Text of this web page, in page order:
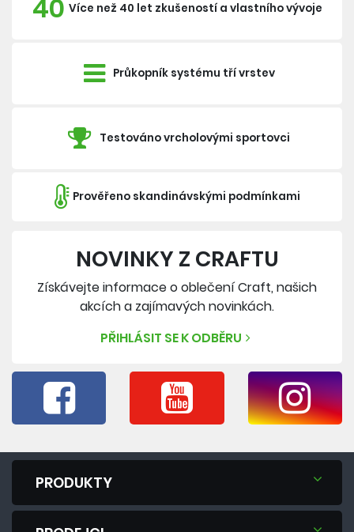
40 Více než 40 let zkušeností a vlastního vývoje
Průkopník systému tří vrstev
Testováno vrcholovými sportovci
Prověřeno skandinávskými podmínkami
NOVINKY Z CRAFTU
Získávejte informace o oblečení Craft, našich
akcích a zajímavých novinkách.
PŘIHLÁSIT SE K ODBĚRU
PRODUKTY